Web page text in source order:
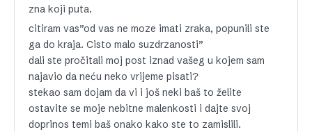
zna koji puta.
citiram vas”od vas ne moze imati zraka, popunili ste
ga do kraja. Cisto malo suzdrzanosti”
dali ste pročitali moj post iznad vašeg u kojem sam
najavio da neću neko vrijeme pisati?
stekao sam dojam da vi i još neki baš to želite
ostavite se moje nebitne malenkosti i dajte svoj
doprinos temi baš onako kako ste to zamislili.